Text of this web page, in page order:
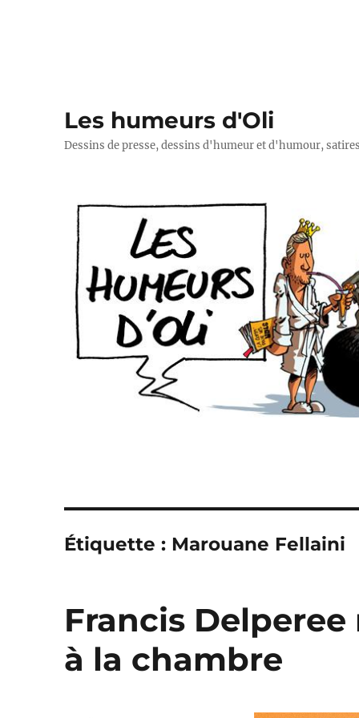
Les humeurs d'Oli
Dessins de presse, dessins d'humeur et d'humour,
Étiquette : Marouane Fellaini
Francis
à la chambre